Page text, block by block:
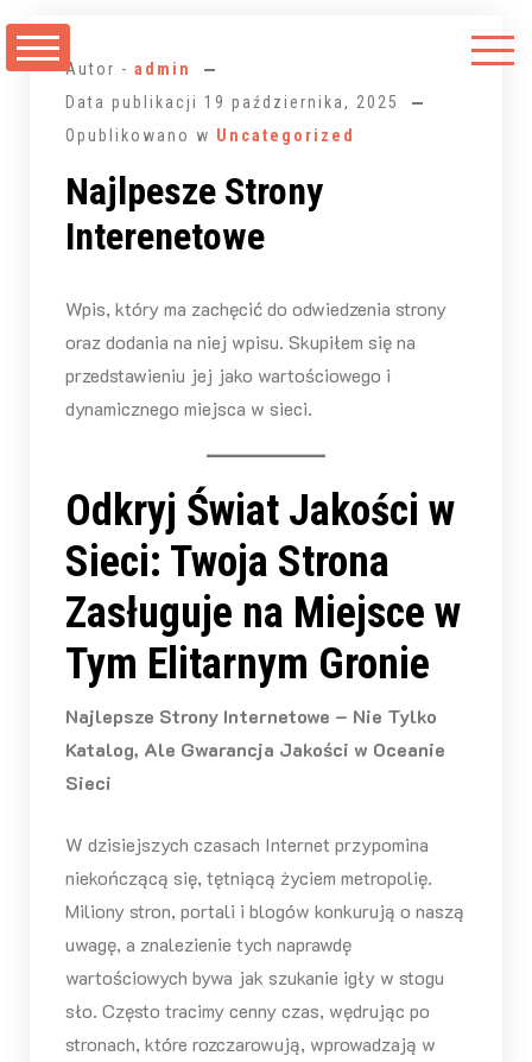
do
Autor - admin
Data publikacji 19 października, 2025
Opublikowano w Uncategorized
Najlpesze Strony
Interenetowe
Wpis, który ma zachęcić do odwiedzenia strony
oraz dodania na niej wpisu. Skupiłem się na
przedstawieniu jej jako wartościowego i
dynamicznego miejsca w sieci.
Odkryj Świat Jakości w
Sieci: Twoja Strona
Zasługuje na Miejsce w
Tym Elitarnym Gronie
Najlepsze Strony Internetowe – Nie Tylko
Katalog, Ale Gwarancja Jakości w Oceanie
Sieci
W dzisiejszych czasach Internet przypomina
niekończącą się, tętniącą życiem metropolię.
Miliony stron, portali i blogów konkurują o naszą
uwagę, a znalezienie tych naprawdę
wartościowych bywa jak szukanie igły w stogu
sło. Często tracimy cenny czas, wędrując po
stronach, które rozczarowują, wprowadzają w